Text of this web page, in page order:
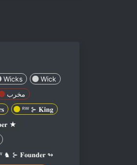
Wicks
Wick
مخرب
ᴿᵂ ⊱ 𝐊𝐢𝐧𝐠
★
♞ ⊱ 𝐅𝐨𝐮𝐧𝐝𝐞𝐫 ↬